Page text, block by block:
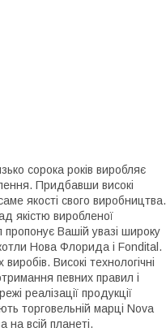
сорока років виробляє
Придбавши високі
якості свого виробництва.
якістю виробленої
пропонує Вашій увазі широку
котли Нова Флорида і Fondital.
Високі технологічні
певних правил і
реалізації продукції
торговельній марці Nova
на всій планеті.